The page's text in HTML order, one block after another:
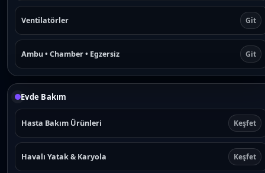
Ventilatörler Git
Ambu • Chamber • Egzersiz Git
Evde Bakım
Hasta Bakım Ürünleri Keşfet
Havalı Yatak & Karyola Keşfet